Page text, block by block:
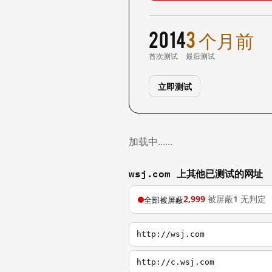
2014
首次测试
3 个月前
最后测试
立即测试
加载中……
wsj.com 上其他已测试的网址
全部被屏蔽2,999 被屏蔽1 无判定
http://wsj.com
http://c.wsj.com